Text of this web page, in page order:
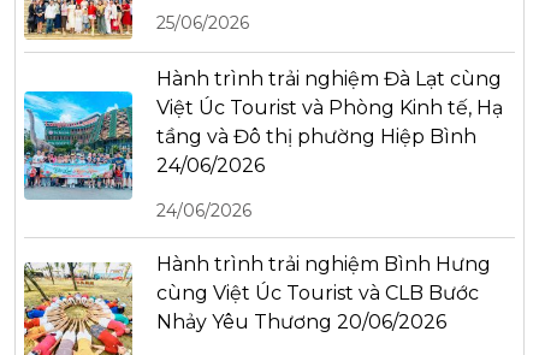
25/06/2026
Hành trình trải nghiệm Đà Lạt cùng
Việt Úc Tourist và Phòng Kinh tế, Hạ
tầng và Đô thị phường Hiệp Bình
24/06/2026
24/06/2026
Hành trình trải nghiệm Bình Hưng
cùng Việt Úc Tourist và CLB Bước
Nhảy Yêu Thương 20/06/2026